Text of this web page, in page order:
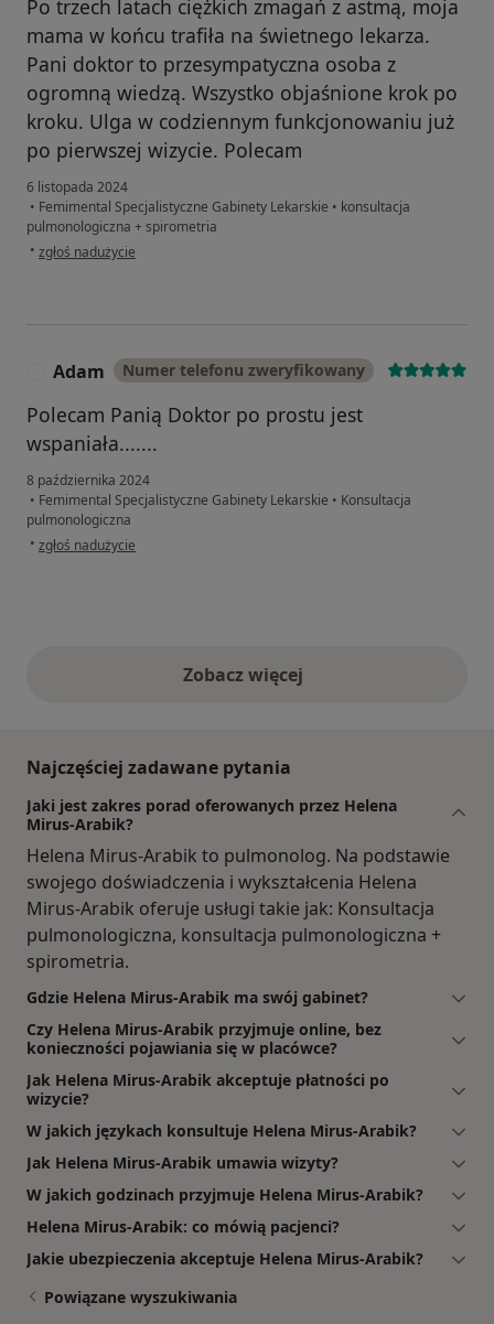
Po trzech latach ciężkich zmagań z astmą, moja
mama w końcu trafiła na świetnego lekarza.
Pani doktor to przesympatyczna osoba z
ogromną wiedzą. Wszystko objaśnione krok po
kroku. Ulga w codziennym funkcjonowaniu już
po pierwszej wizycie. Polecam
6 listopada 2024
• Femimental Specjalistyczne Gabinety Lekarskie • konsultacja
pulmonologiczna + spirometria
• w opinii użytkownika Milena
zgłoś nadużycie
Adam Numer telefonu zweryfikowany
Polecam Panią Doktor po prostu jest
wspaniała.......
8 października 2024
• Femimental Specjalistyczne Gabinety Lekarskie • Konsultacja
pulmonologiczna
• w opinii użytkownika Adam
zgłoś nadużycie
Zobacz więcejopinie powyżej
Najczęściej zadawane pytania
Jaki jest zakres porad oferowanych przez Helena
Mirus-Arabik?
Helena Mirus-Arabik to pulmonolog. Na podstawie
swojego doświadczenia i wykształcenia Helena
Mirus-Arabik oferuje usługi takie jak: Konsultacja
pulmonologiczna, konsultacja pulmonologiczna +
spirometria.
Gdzie Helena Mirus-Arabik ma swój gabinet?
Czy Helena Mirus-Arabik przyjmuje online, bez
konieczności pojawiania się w placówce?
Jak Helena Mirus-Arabik akceptuje płatności po
wizycie?
W jakich językach konsultuje Helena Mirus-Arabik?
Jak Helena Mirus-Arabik umawia wizyty?
W jakich godzinach przyjmuje Helena Mirus-Arabik?
Helena Mirus-Arabik: co mówią pacjenci?
Jakie ubezpieczenia akceptuje Helena Mirus-Arabik?
Powiązane wyszukiwania